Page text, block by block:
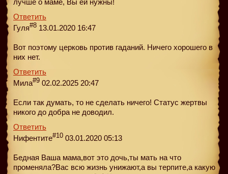
Ответить
Гуля#8 13.01.2020 16:47
Вот поэтому церковь против гаданий. Ничего хорошего в
них нет.
Ответить
Мила#9 02.02.2025 20:47
Если так думать, то не сделать ничего! Статус жертвы
никого до добра не доводил.
Ответить
Нифентите#10 03.01.2020 05:13
Бедная Ваша мама,вот это дочь,ты мать на что
променяла?Вас всю жизнь унижают,а вы терпите,а какую